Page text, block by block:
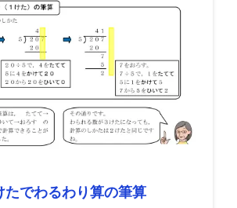
たでわるわり算の筆算